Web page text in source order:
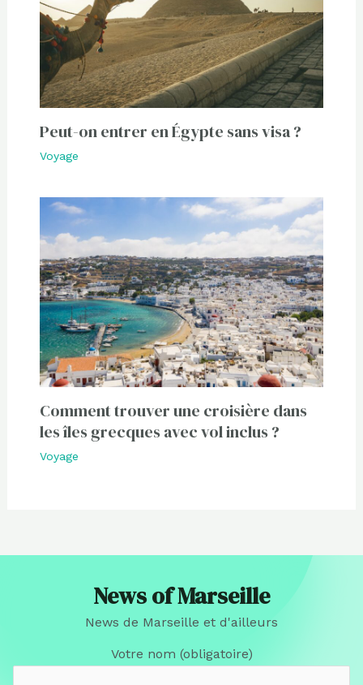
Peut-on entrer en Égypte sans visa ?
Voyage
Comment trouver une croisière dans
les îles grecques avec vol inclus ?
Voyage
News of Marseille
News de Marseille et d'ailleurs
Votre nom (obligatoire)